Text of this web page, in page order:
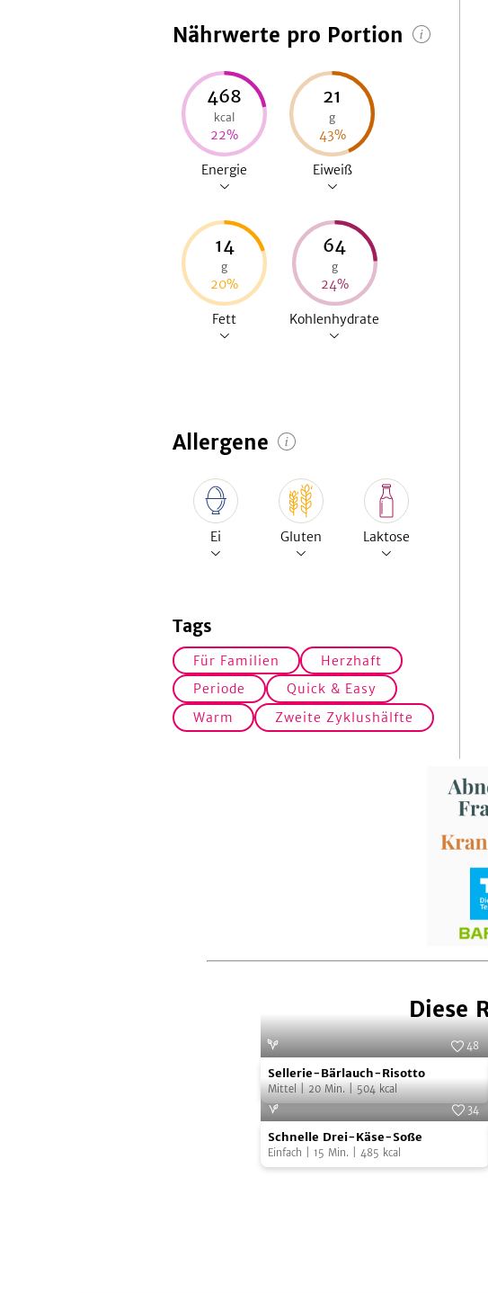
Nährwerte pro Portion
468
kcal
22%
Energie
21
g
43%
Eiweiß
14
g
20%
Fett
64
g
24%
Kohlenhydrate
Allergene
Ei Gluten Laktose
Tags
Für Familien
Herzhaft
Periode
Quick & Easy
Warm
Zweite Zyklushälfte
Diese
Sellerie-
Bärlauch-
Risotto
Foto: Alexandra Schubert, www.myshoots.de
48
Sellerie-Bärlauch-Risotto
Mittel|20 Min.|504kcal
Schnelle
Drei-
Käse-
34
Schnelle Drei-Käse-Soße
Einfach 15 Min. 485 kcal